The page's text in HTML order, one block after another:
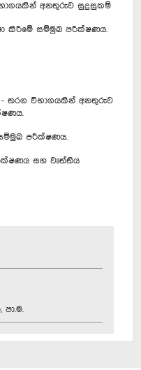
අනතුරුව සුදුසුකම්
කිරීමේ සම්මුඛ පරීක්ෂණය.
- තරග විභාගයකින් අනතුරුව
පරීක්ෂණය.
සහ වෘත්තිය